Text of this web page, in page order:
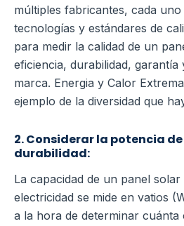
múltiples fabricantes, cada
tecnologías y estándares de
para medir la calidad de un
eficiencia, durabilidad,
marca. Energia y Calor
ejemplo de la diversidad que
2. Considerar la potencia de
durabilidad:
La capacidad de un panel
electricidad se mide en vatios
a la hora de determinar cuánta